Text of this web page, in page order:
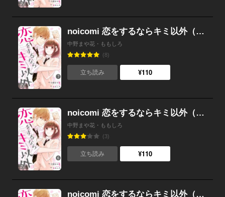
noicomi 恋をするならキミ以外（分冊版） 7話
中野まや花・ももしろ
(8)
立ち読み ¥110
noicomi 恋をするならキミ以外（分冊版） 6話
中野まや花・ももしろ
(3)
立ち読み ¥110
noicomi 恋をするならキミ以外（分冊版） 5話